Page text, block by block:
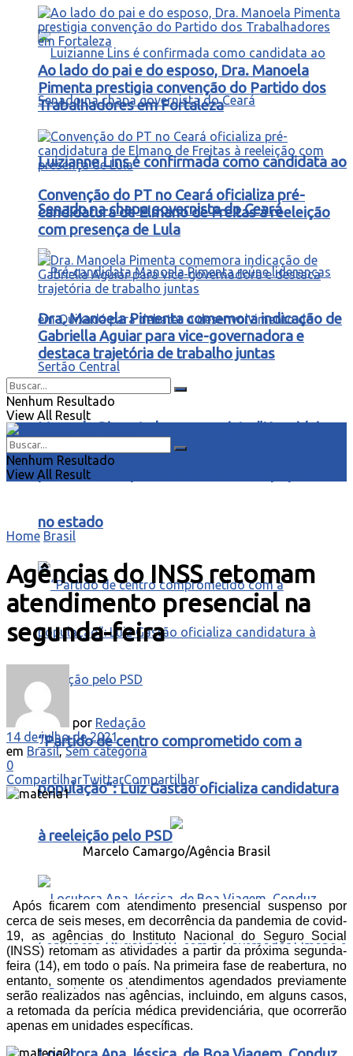
Luizianne Lins é confirmada como candidata ao
Senado na chapa governista do Ceará
Manoela Pimenta lança o projeto “Uma ideia
para o Ceará” para ouvir demandas populares
no estado
“Partido de centro comprometido com a
população”: Luiz Gastão oficializa candidatura
à reeleição pelo PSD
Ao lado do pai e do esposo, Dra. Manoela
Pimenta prestigia convenção do Partido dos
Trabalhadores em Fortaleza
Convenção do PT no Ceará oficializa pré-
candidatura de Elmano de Freitas à reeleição
com presença de Lula
Dra. Manoela Pimenta comemora indicação de
Gabriella Aguiar para vice-governadora e
destaca trajetória de trabalho juntas
Nenhum Resultado
View All Result
Nenhum Resultado
View All Result
Home Brasil
Agências do INSS retomam
atendimento presencial na
segunda-feira
por Redação
14 de julho de 2021
em Brasil,Sem categoria
0
CompartilharTwittarCompartilhar
Marcelo Camargo/Agência Brasil
Após ficarem com atendimento presencial suspenso por
cerca de seis meses, em decorrência da pandemia de covid-
19, as agências do Instituto Nacional do Seguro Social
(INSS) retomam as atividades a partir da próxima segunda-
feira (14), em todo o país. Na primeira fase de reabertura, no
entanto, somente os atendimentos agendados previamente
serão realizados nas agências, incluindo, em alguns casos,
a retomada da perícia médica previdenciária, que ocorrerão
apenas em unidades específicas.